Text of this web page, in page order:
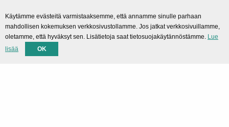
SMARTPortal
Lataukset
Käytämme evästeitä varmistaaksemme, että annamme sinulle parhaan
mahdollisen kokemuksen verkkosivustollamme. Jos jatkat verkkosivuillamme,
oletamme, että hyväksyt sen. Lisätietoja saat tietosuojakäytännöstämme. Lue
lisää
OK